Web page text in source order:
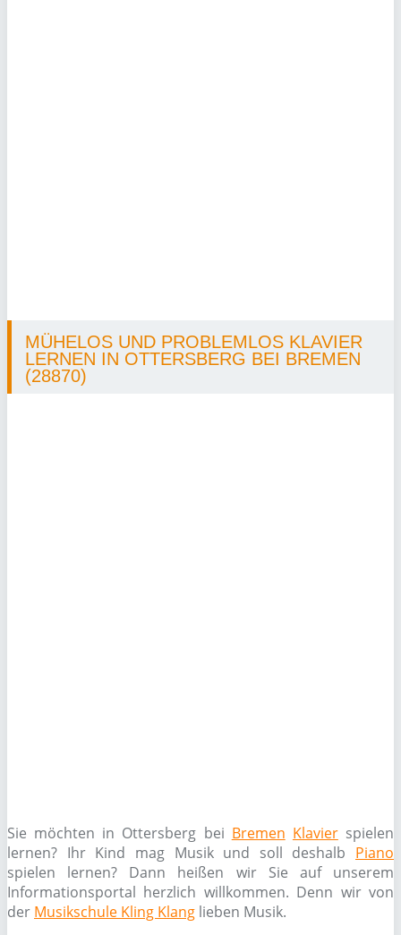
MÜHELOS UND PROBLEMLOS KLAVIER
LERNEN IN OTTERSBERG BEI BREMEN
(28870)
Sie möchten in Ottersberg bei Bremen Klavierspielen
lernen? Ihr Kind mag Musik und soll deshalb Piano
spielen lernen? Dann heißen wir Sie auf unserem
Informationsportal herzlich willkommen. Denn wir von
der Musikschule Kling Klang lieben Musik.